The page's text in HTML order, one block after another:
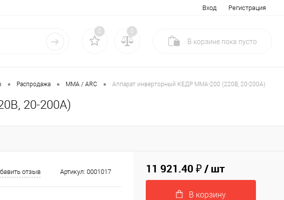
Вход Регистрация
0 0
В корзине пока пусто
• Распродажа • MMA / ARC • Аппарат инверторный КЕДР MMA-200 (220B, 20-200А)
20-200А)
отзыв Артикул: 0001017 11 921.40 ₽/ шт
В корзину